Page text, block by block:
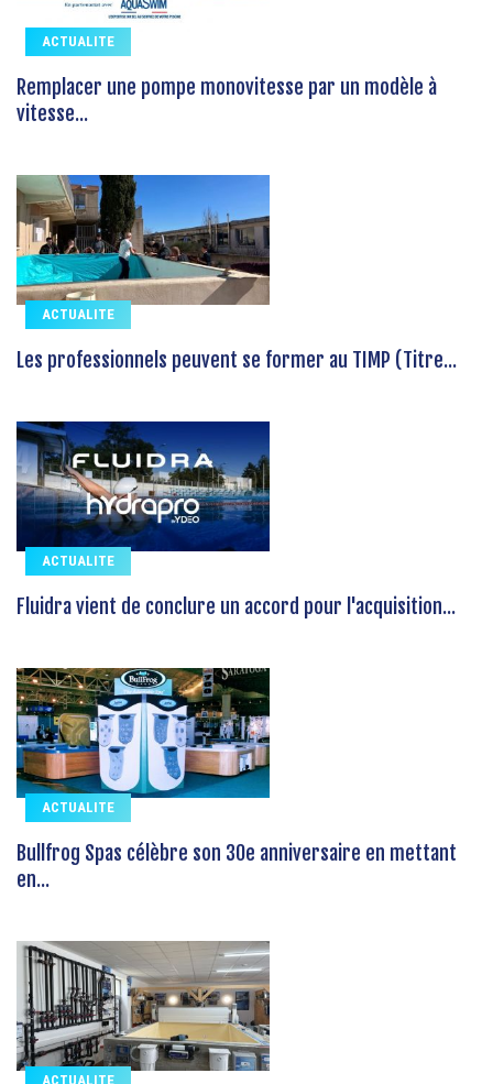
ACTUALITE
Remplacer une pompe monovitesse par un modèle à
vitesse...
ACTUALITE
Les professionnels peuvent se former au TIMP (Titre...
ACTUALITE
Fluidra vient de conclure un accord pour l'acquisition...
ACTUALITE
Bullfrog Spas célèbre son 30e anniversaire en mettant
en...
ACTUALITE